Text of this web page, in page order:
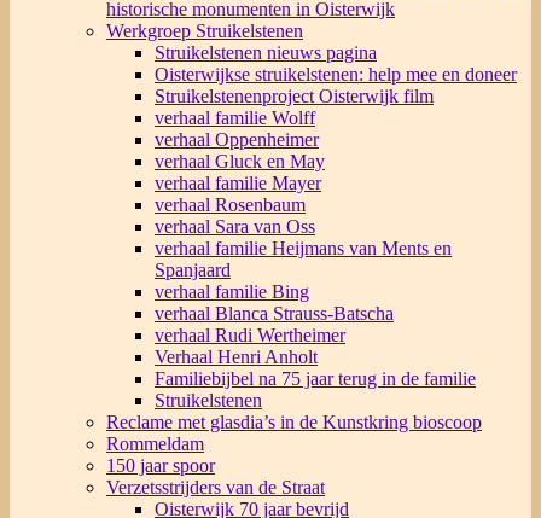
historische monumenten in Oisterwijk
Werkgroep Struikelstenen
Struikelstenen nieuws pagina
Oisterwijkse struikelstenen: help mee en doneer
Struikelstenenproject Oisterwijk film
verhaal familie Wolff
verhaal Oppenheimer
verhaal Gluck en May
verhaal familie Mayer
verhaal Rosenbaum
verhaal Sara van Oss
verhaal familie Heijmans van Ments en
Spanjaard
verhaal familie Bing
verhaal Blanca Strauss-Batscha
verhaal Rudi Wertheimer
Verhaal Henri Anholt
Familiebijbel na 75 jaar terug in de familie
Struikelstenen
Reclame met glasdia’s in de Kunstkring bioscoop
Rommeldam
150 jaar spoor
Verzetsstrijders van de Straat
Oisterwijk 70 jaar bevrijd